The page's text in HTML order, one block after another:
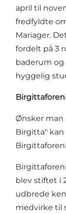
april til
fredfyldte
Mariager.
fordelt på 3
baderum
hyggelig
Ønsker man
Birgitta"
blev stiftet i
udbrede
medvirke til